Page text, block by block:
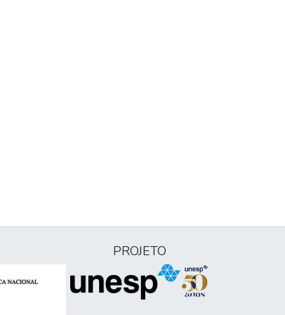
PROJETO